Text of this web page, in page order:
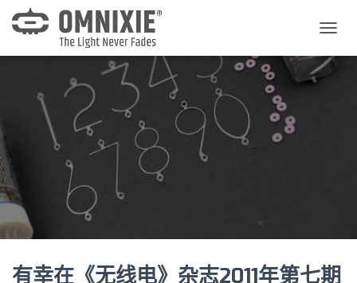
换
有幸在《无线电》杂志2011年第七期